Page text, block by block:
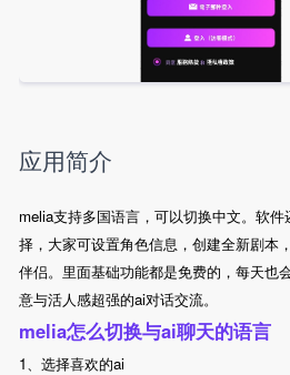
应用简介
melia支持多国语言，可以切换中文。软
择，大家可设置角色信息，创建全新剧本
伴侣。里面基础功能都是免费的，每天也
意与活人感超强的ai对话交流。
melia怎么切换与ai聊天的语言
1、选择喜欢的ai